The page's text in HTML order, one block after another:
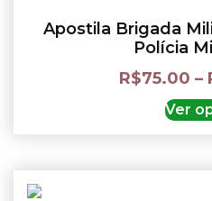
Apostila Brigada
Polícia
R$75.00 –
Ver